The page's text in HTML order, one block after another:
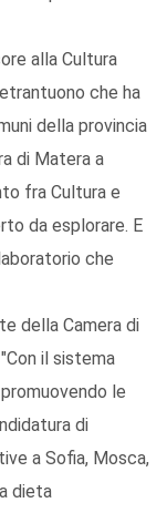
alla Cultura
che ha
della provincia
di Matera a
fra Cultura e
da esplorare. E
che
della Camera di
il sistema
le
di
a Sofia, Mosca,
dieta